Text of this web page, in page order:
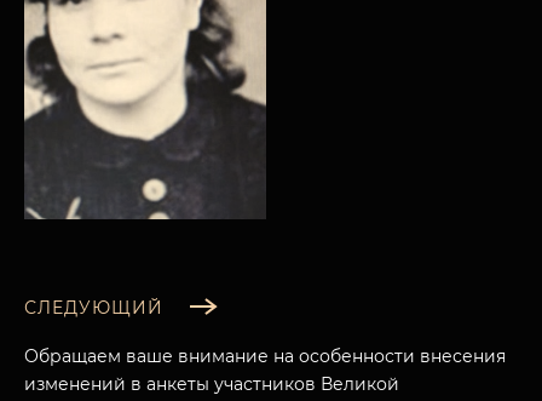
МУЗЕЙНЫЙ КОМПЛЕКС
ПОСЕТИТЕЛЯМ
СЛЕДУЮЩИЙ
Обращаем ваше внимание на особенности внесения
изменений в анкеты участников Великой